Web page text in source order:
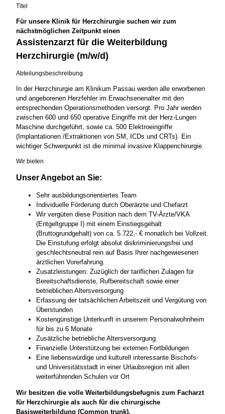
Titel
Für unsere Klinik für Herzchirurgie suchen wir zum
nächstmöglichen Zeitpunkt einen
Assistenzarzt für die Weiterbildung
Herzchirurgie (m/w/d)
Abteilungsbeschreibung
In der Herzchirurgie am Klinikum Passau werden alle erworbenen
und angeborenen Herzfehler im Erwachsenenalter mit den
entsprechenden Operationsmethoden versorgt. Pro Jahr werden
zwischen 600 und 650 operative Eingriffe mit der Herz-Lungen
Maschine durchgeführt, sowie ca. 500 Elektroeingriffe
(Implantationen /Extraktionen von SM, ICDs und CRTs). Ein
wichtiger Schwerpunkt ist die minimal invasive Klappenchirurgie.
Wir bieten
Unser Angebot an Sie:
Sehr ausbildungsorientiertes Team
Individuelle Förderung durch Oberärzte und Chefarzt
Wir vergüten diese Position nach dem TV-Ärzte/VKA
(Entgeltgruppe I) mit einem Einstiegsgehalt
(Bruttogrundgehalt) von ca. 5.722,- € monatlich bei Vollzeit.
Die Einstufung erfolgt absolut diskriminierungsfrei und
geschlechtsneutral rein auf Basis Ihrer nachgewiesenen
ärztlichen Vorerfahrung.
Zusatzleistungen: Zuzüglich der tariflichen Zulagen für
Bereitschaftsdienste, Rufbereitschaft sowie einer
betrieblichen Altersversorgung
Erfassung der tatsächlichen Arbeitszeit und Vergütung von
Überstunden
Kostengünstige Unterkunft in unserem Personalwohnheim
für bis zu 6 Monate
Zusätzliche betriebliche Altersversorgung
Finanzielle Unterstützung bei externen Fortbildungen
Eine liebenswürdige und kulturell interessante Bischofs-
und Universitätsstadt in einer Urlaubsregion mit allen
weiterführenden Schulen vor Ort
Wir besitzen die volle Weiterbildungsbefugnis zum Facharzt
für Herzchirurgie als auch für die chirurgische
Basisweiterbildung (Common trunk).